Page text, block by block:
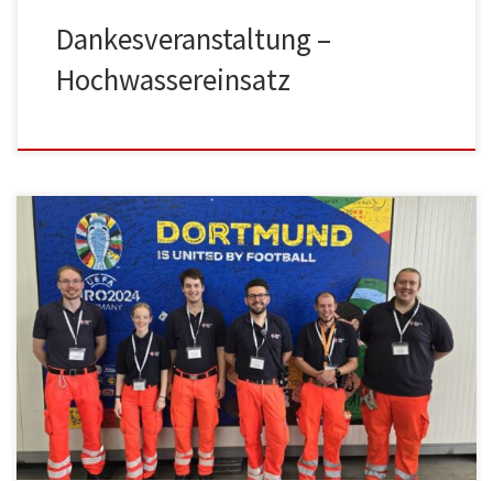
Dankesveranstaltung –
Hochwassereinsatz